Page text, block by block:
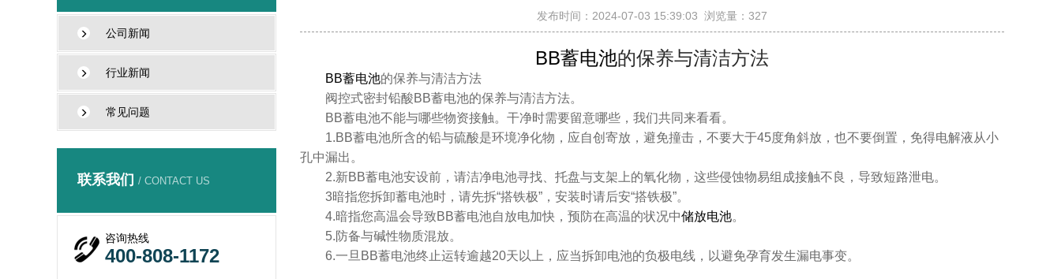
公司新闻
行业新闻
常见问题
联系我们 / CONTACT US
咨询热线
400-808-1172
发布时间：2024-07-03 15:39:03 浏览量：327
BB蓄电池的保养与清洁方法
BB蓄电池的保养与清洁方法
阀控式密封铅酸BB蓄电池的保养与清洁方法。
BB蓄电池不能与哪些物资接触。干净时需要留意哪些，我们共同来看看。
1.BB蓄电池所含的铅与硫酸是环境净化物，应自创寄放，避免撞击，不要大于45度角斜放，也不要倒置，免得电解液从小
孔中漏出。
2.新BB蓄电池安设前，请洁净电池寻找、托盘与支架上的氧化物，这些侵蚀物易组成接触不良，导致短路泄电。
3暗指您拆卸蓄电池时，请先拆“搭铁极”，安装时请后安“搭铁极”。
4.暗指您高温会导致BB蓄电池自放电加快，预防在高温的状况中储放电池。
5.防备与碱性物质混放。
6.一旦BB蓄电池终止运转逾越20天以上，应当拆卸电池的负极电线，以避免孕育发生漏电事变。